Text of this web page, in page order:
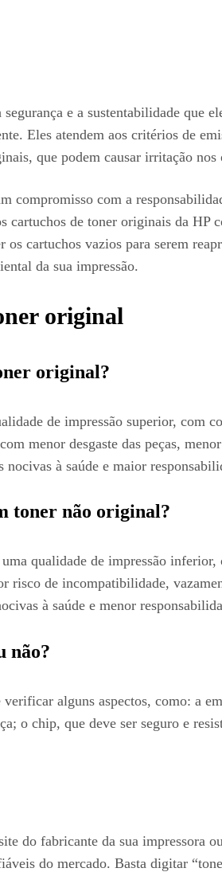
e a sustentabilidade que
Eles atendem aos critérios de
que podem causar irritação
compromisso com a
cartuchos de toner originais da
cartuchos vazios para serem
da sua impressão.
original
original?
de impressão superior, com
menor desgaste das peças,
à saúde e maior
toner não original?
qualidade de impressão
de incompatibilidade,
à saúde e menor
não?
alguns aspectos, como: a
o chip, que deve ser seguro e
do fabricante da sua impressora
do mercado. Basta digitar